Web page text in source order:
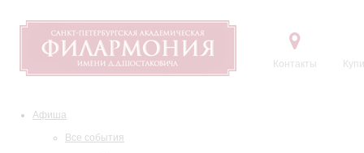
Контакты
Афиша
Все события